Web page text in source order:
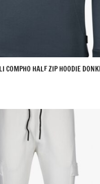
COMPHO HALF ZIP HOODIE